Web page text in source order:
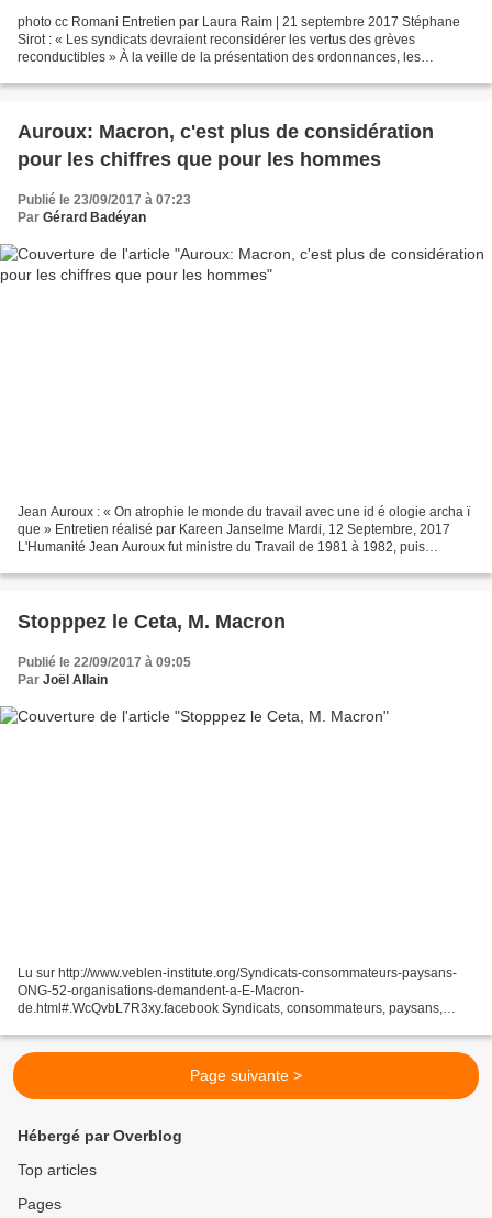
photo cc Romani Entretien par Laura Raim | 21 septembre 2017 Stéphane
Sirot : « Les syndicats devraient reconsidérer les vertus des grèves
reconductibles » À la veille de la présentation des ordonnances, les
Auroux: Macron, c'est plus de considération
pour les chiffres que pour les hommes
Publié le 23/09/2017 à 07:23
Par Gérard Badéyan
Jean Auroux : « On atrophie le monde du travail avec une id é ologie archa ï
que » Entretien réalisé par Kareen Janselme Mardi, 12 Septembre, 2017
L'Humanité Jean Auroux fut ministre du Travail de 1981 à 1982, puis
Stopppez le Ceta, M. Macron
Publié le 22/09/2017 à 09:05
Par Joël Allain
Lu sur http://www.veblen-institute.org/Syndicats-consommateurs-paysans-
ONG-52-organisations-demandent-a-E-Macron-
de.html#.WcQvbL7R3xy.facebook Syndicats, consommateurs, paysans,
provisoire...
Page suivante >
Hébergé par Overblog
Top articles
Pages